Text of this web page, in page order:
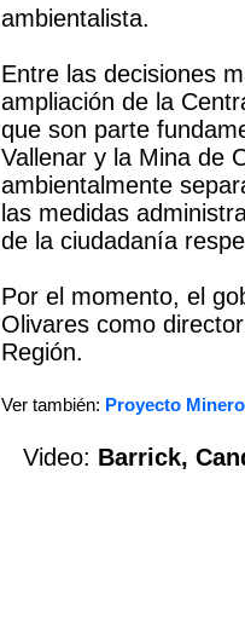
ambientalista.
Entre las decisiones
ampliación de la
que son parte
Vallenar y la Mina de
ambientalmente
las medidas
de la ciudadanía
Por el momento, el
Olivares como
Región.
Ver también: Proyecto
Video: Barrick,